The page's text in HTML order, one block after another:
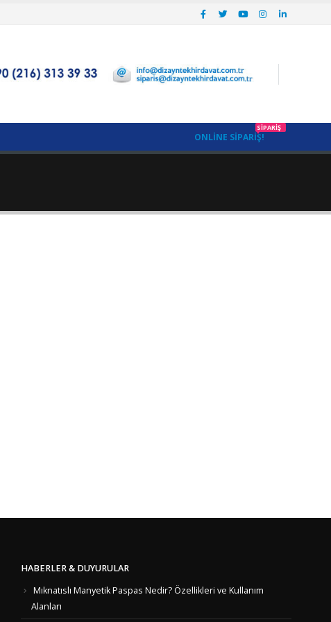
ONLINE SIPARIŞ!
SIPARIŞ
HABERLER & DUYURULAR
Mıknatıslı Manyetik Paspas Nedir? Özellikleri ve Kullanım
Alanları